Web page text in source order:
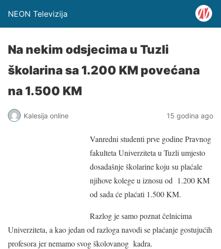
NEON Televizija
Na nekim odsjecima u Tuzli
školarina sa 1.200 KM povećana
na 1.500 KM
Kalesija online 15 godina ago
Vanredni studenti prve godine Pravnog
fakulteta Univerziteta u Tuzli umjesto
dosadašnje školarine koju su plaćale
njihove kolege u iznosu od 1.200 KM
od sada će plaćati 1.500 KM.
Razlog je samo poznat čelnicima
Univerziteta, a kao jedan od razloga navodi se plaćanje gostujućih
profesora jer nemamo svog školovanog kadra.